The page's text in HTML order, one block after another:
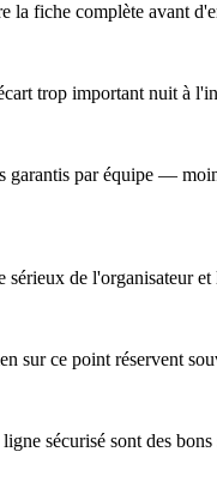
la fiche complète avant
trop important nuit à
par équipe —
de l'organisateur
ce point réservent
sécurisé sont des bons